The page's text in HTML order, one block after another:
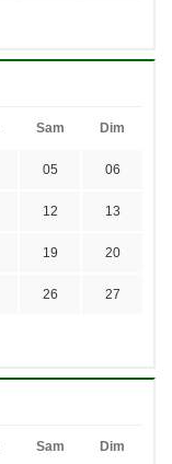
Sam Dim
05 06
12 13
19 20
26 27
Sam Dim